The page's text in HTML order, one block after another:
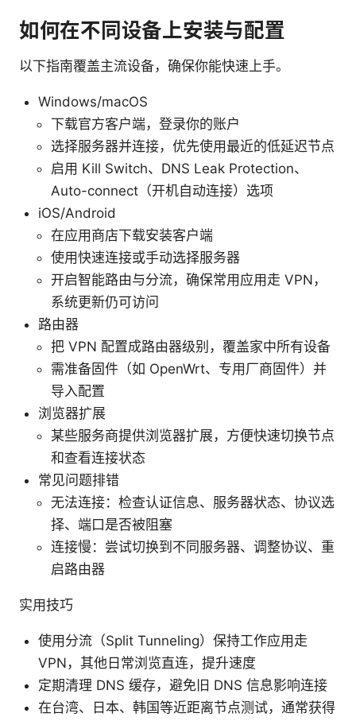
如何在不同设备上安装与配置
以下指南覆盖主流设备，确保你能快速上手。
Windows/macOS
下载官方客户端，登录你的账户
选择服务器并连接，优先使用最近的低延迟节点
启用 Kill Switch、DNS Leak Protection、
Auto-connect（开机自动连接）选项
iOS/Android
在应用商店下载安装客户端
使用快速连接或手动选择服务器
开启智能路由与分流，确保常用应用走 VPN，
系统更新仍可访问
路由器
把 VPN 配置成路由器级别，覆盖家中所有设备
需准备固件（如 OpenWrt、专用厂商固件）并
导入配置
浏览器扩展
某些服务商提供浏览器扩展，方便快速切换节点
和查看连接状态
常见问题排错
无法连接：检查认证信息、服务器状态、协议选
择、端口是否被阻塞
连接慢：尝试切换到不同服务器、调整协议、重
启路由器
实用技巧
使用分流（Split Tunneling）保持工作应用走
VPN，其他日常浏览直连，提升速度
定期清理 DNS 缓存，避免旧 DNS 信息影响连接
在台湾、日本、韩国等近距离节点测试，通常获得